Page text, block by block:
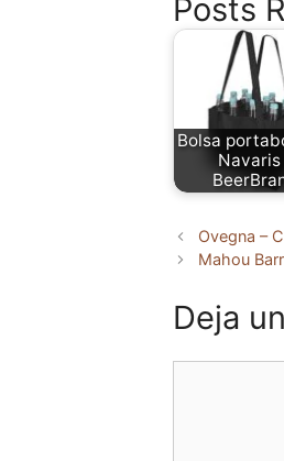
Posts
Bolsa
Navaris
Ovegna –
Mahou
Deja